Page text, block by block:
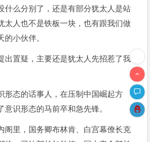
什么分别了，还是有部分犹太人是站
太人也不是铁板一块，也有跟我们做
的小伙伴。
出置疑，主要还是犹太人先招惹了我
形态的话事人，在压制中国崛起方
意识形态的马前卒和急先锋。
阁里，国务卿布林肯、白宫幕僚长克